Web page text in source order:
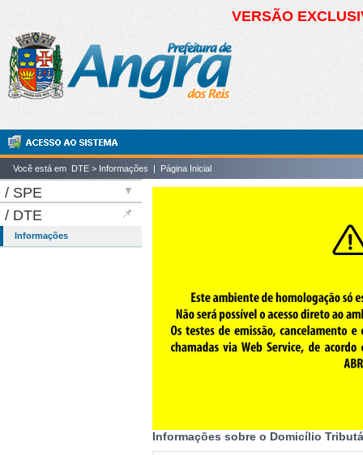
VERSÃO
Você está em DTE > Informações | Página Inicial
SPE
Bem Vindo
Acesso ao Sistema
DTE
Informações
Informações sobre o Domicílio